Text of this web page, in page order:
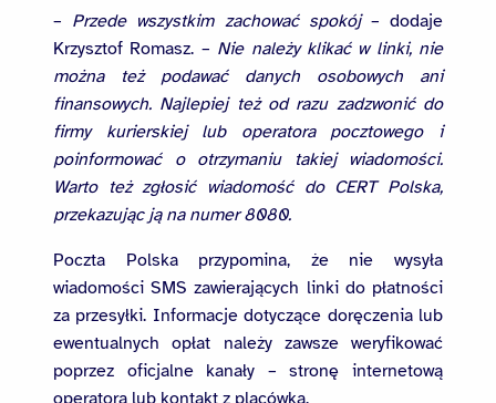
– Przede wszystkim zachować spokój– dodaje
Krzysztof Romasz. – Nie należy klikać w linki, nie
można też podawać danych osobowych ani
finansowych. Najlepiej też od razu zadzwonić do
firmy kurierskiej lub operatora pocztowego i
poinformować o otrzymaniu takiej wiadomości.
Warto też zgłosić wiadomość do CERT Polska,
przekazując ją na numer 8080.
Poczta Polska przypomina, że nie wysyła
wiadomości SMS zawierających linki do płatności
za przesyłki. Informacje dotyczące doręczenia lub
ewentualnych opłat należy zawsze weryfikować
poprzez oficjalne kanały – stronę internetową
operatora lub kontakt z placówką.